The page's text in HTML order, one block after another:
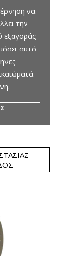
να
την
εξαγοράς
αυτό